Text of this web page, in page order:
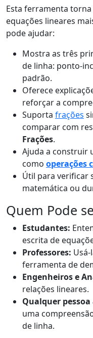
Esta ferramenta
equações lineares
pode ajudar:
Mostra as três
de linha: ponto-
padrão.
Oferece
reforçar a
Suporta frações
comparar com
Frações.
Ajuda a construir
como operações
Útil para verificar
matemática ou
Quem Pode
Estudantes:
escrita de
Professores:
ferramenta de
Engenheiros e
relações lineares.
Qualquer
uma
de linha.